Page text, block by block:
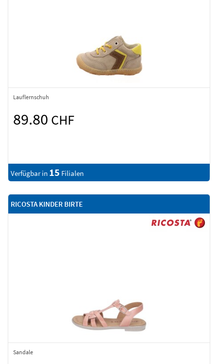
Lauflernschuh
89.80 CHF
Verfügbar in 15 Filialen
RICOSTA KINDER BIRTE
Sandale